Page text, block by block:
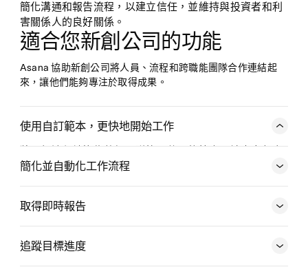
簡化溝通和報告流程，以建立信任，並維持與投資者和利
害關係人的良好關係。
適合您新創公司的功能
Asana 協助新創公司將人員、流程和跨職能團隊合作連結起
來，讓他們能夠專注於取得成果。
使用自訂範本，更快地開始工作
將一般流程轉換為整個團隊皆可使用的範本，讓專案每次
都能流暢運作。
簡化並自動化工作流程
取得即時報告
追蹤目標進度